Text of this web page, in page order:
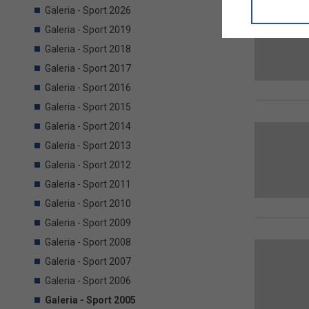
Galeria - Sport 2026
Galeria - Sport 2019
Galeria - Sport 2018
Galeria - Sport 2017
Galeria - Sport 2016
Galeria - Sport 2015
Galeria - Sport 2014
Galeria - Sport 2013
Galeria - Sport 2012
Galeria - Sport 2011
Galeria - Sport 2010
Galeria - Sport 2009
Galeria - Sport 2008
Galeria - Sport 2007
Galeria - Sport 2006
Galeria - Sport 2005